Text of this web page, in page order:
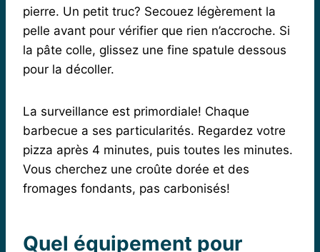
pierre. Un petit truc? Secouez légèrement la
pelle avant pour vérifier que rien n’accroche. Si
la pâte colle, glissez une fine spatule dessous
pour la décoller.
La surveillance est primordiale! Chaque
barbecue a ses particularités. Regardez votre
pizza après 4 minutes, puis toutes les minutes.
Vous cherchez une croûte dorée et des
fromages fondants, pas carbonisés!
Quel équipement pour